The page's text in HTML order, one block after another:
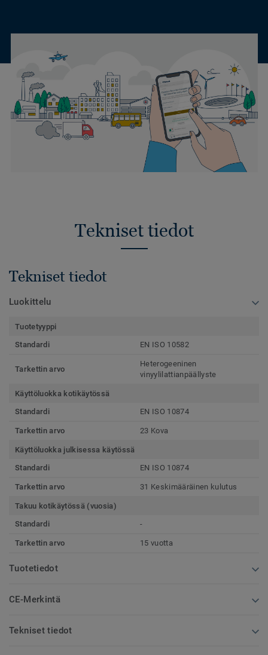
Tekniset tiedot
Tekniset tiedot
Luokittelu
Tuotetyyppi
Standardi
EN ISO 10582
Tarkettin arvo
Heterogeeninen
vinyylilattianpäällyste
Käyttöluokka kotikäytössä
Standardi
EN ISO 10874
Tarkettin arvo 23 Kova
Käyttöluokka julkisessa käytössä
Standardi
EN ISO 10874
Tarkettin arvo 31 Keskimääräinen kulutus
Takuu kotikäytössä (vuosia)
Standardi
-
Tarkettin arvo 15 vuotta
Tuotetiedot
CE-Merkintä
Tekniset tiedot